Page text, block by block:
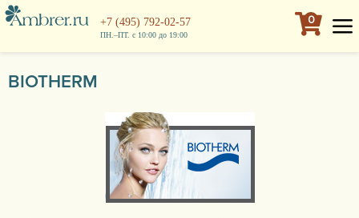
+7 (495) 792-02-57
ПН.–ПТ. с 10:00 до 19:00
0
BIOTHERM